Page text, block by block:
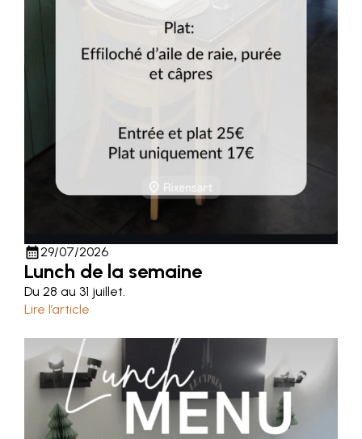
calendar_month29/07/2026
Lunch de la semaine
Du 28 au 31 juillet.
Lire l’article